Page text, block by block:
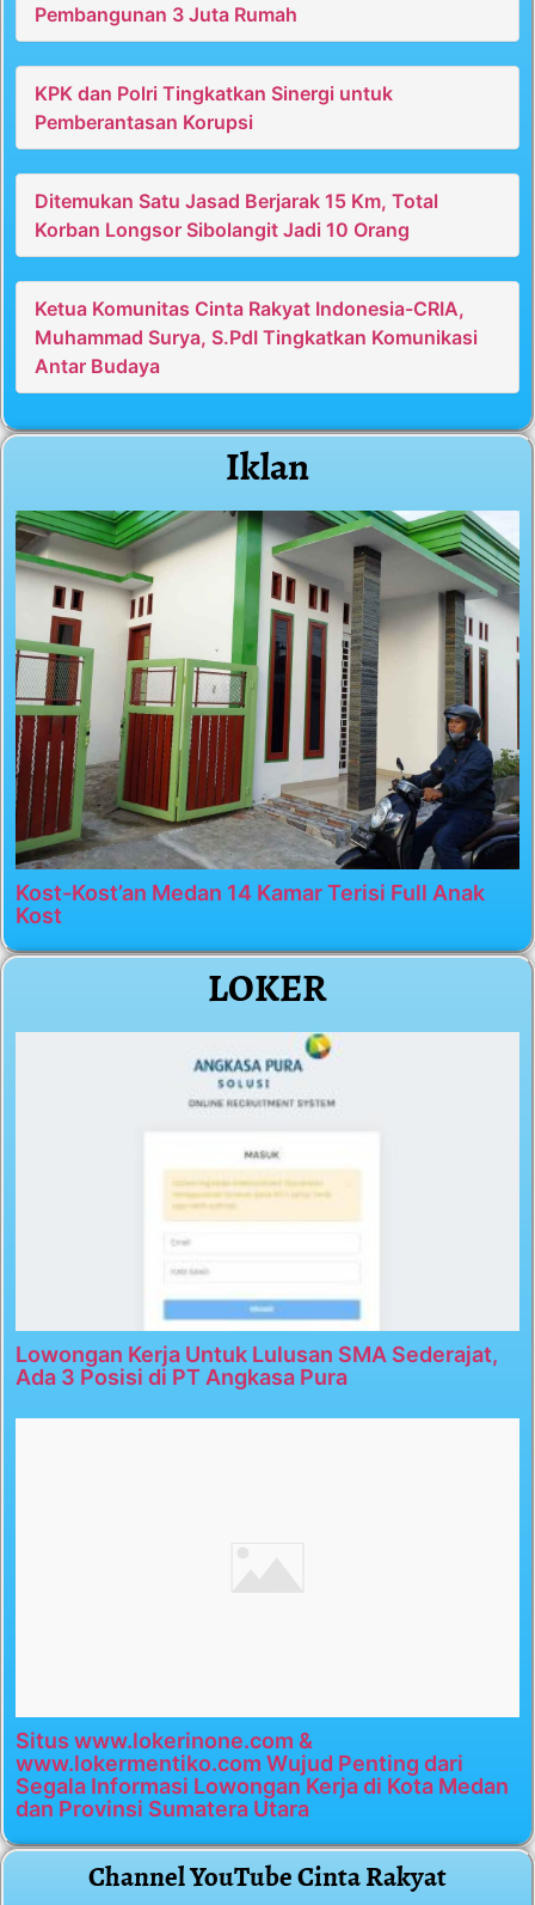
Pembangunan 3 Juta Rumah
KPK dan Polri Tingkatkan Sinergi untuk
Pemberantasan Korupsi
Ditemukan Satu Jasad Berjarak 15 Km, Total
Korban Longsor Sibolangit Jadi 10 Orang
Ketua Komunitas Cinta Rakyat Indonesia-CRIA,
Muhammad Surya, S.PdI Tingkatkan Komunikasi
Antar Budaya
Iklan
Kost-Kost’an Medan 14 Kamar Terisi Full Anak
Kost
LOKER
Lowongan Kerja Untuk Lulusan SMA Sederajat,
Ada 3 Posisi di PT Angkasa Pura
Situs www.lokerinone.com &
www.lokermentiko.com Wujud Penting dari
Segala Informasi Lowongan Kerja di Kota Medan
dan Provinsi Sumatera Utara
Channel YouTube Cinta Rakyat